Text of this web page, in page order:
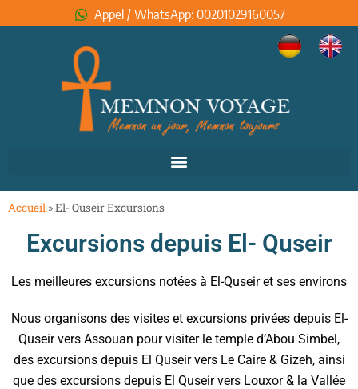
Appel / WhatsApp: 00201029160057
Accueil »El- Quseir Excursions
Excursions depuis El- Quseir
Les meilleures excursions notées à El-Quseir et ses environs
Nous organisons des visites et excursions privées depuis El-
Quseir vers Assouan pour visiter le temple d’Abou Simbel,
des excursions depuis El Quseir vers Le Caire & Gizeh, ainsi
que des excursions depuis El Quseir vers Louxor & la Vallée